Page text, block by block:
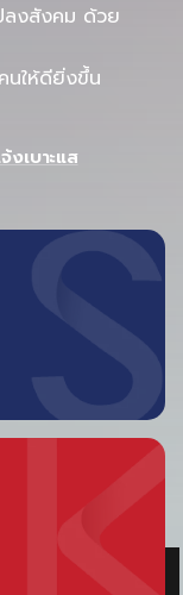
บของ Zen
ในการตกแต่ง
ลงสังคม ด้วย
ให้ดียิ่งขึ้น
งเบาะแส